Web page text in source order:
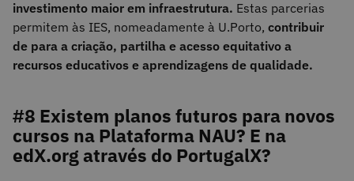
investimento maior em infraestrutura. Estas parcerias
permitem às IES, nomeadamente à U.Porto, contribuir
de para a criação, partilha e acesso equitativo a
recursos educativos e aprendizagens de qualidade.
#8 Existem planos futuros para novos
cursos na Plataforma NAU? E na
edX.org através do PortugalX?